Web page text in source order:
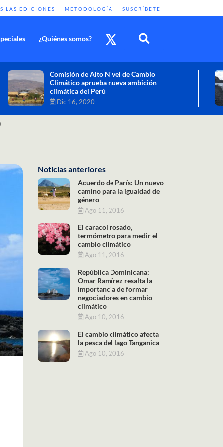
LAS EDICIONES METODOLOGÍA SUSCRÍBETE
¿Quiénes somos?
Cambio climático: combatir sus efectos
como objetivo global y urgente
Noticias anteriores
Acuerdo de París: Un nuevo
camino para la igualdad de
género
Ago 11, 2016
El caracol rosado,
termómetro para medir el
cambio climático
Ago 11, 2016
República Dominicana:
Omar Ramírez resalta la
importancia de formar
negociadores en cambio
climático
Ago 10, 2016
El cambio climático afecta
la pesca del lago Tanganica
Ago 10, 2016